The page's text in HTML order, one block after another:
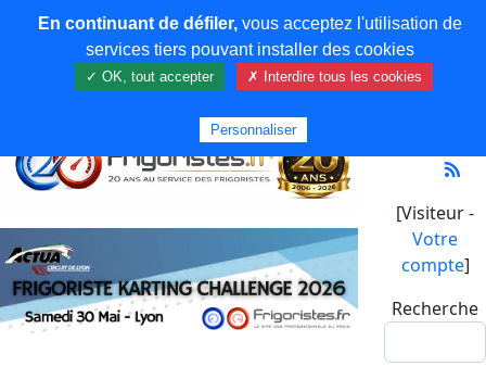
[Visiteur -
Votre
compte]
Recherche
En continuant de défiler,vous acceptez l'utilisation de
services tiers pouvant installer des cookies
✓ OK, tout accepter ✗ Interdire tous les cookies
Personnaliser